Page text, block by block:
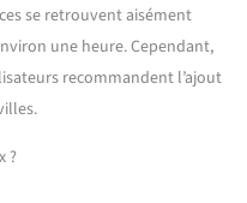
se retrouvent aisément
une heure. Cependant,
recommandent l’ajout
?